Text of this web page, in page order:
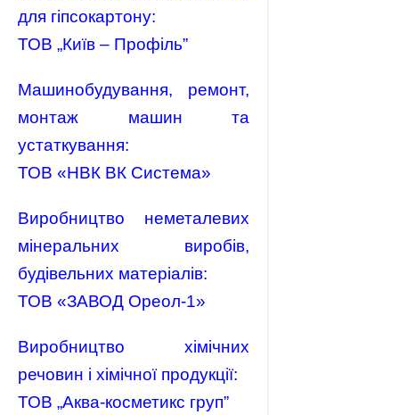
для гіпсокартону:
ТОВ „Київ – Профіль”
Машинобудування, ремонт,
монтаж машин та
устаткування:
ТОВ «НВК ВК Система»
Виробництво неметалевих
мінеральних виробів,
будівельних матеріалів:
ТОВ «ЗАВОД Ореол-1»
Виробництво хімічних
речовин і хімічної продукції:
ТОВ „Аква-косметикс груп”